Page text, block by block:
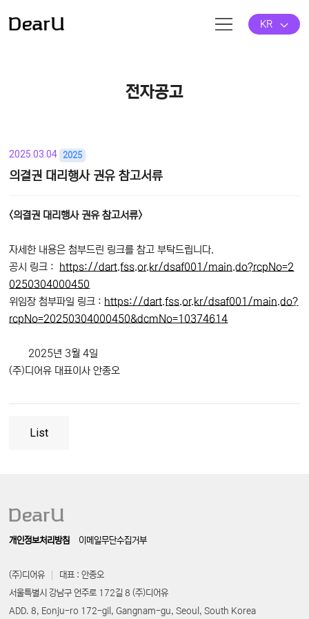
KR
전자공고
2025.03.04 2025
의결권 대리행사 권유 참고서류
본문
<의결권 대리행사 권유 참고서류>
자세한 내용은 첨부드린 링크를 참고 부탁드립니다.
공시 링크 : https://dart.fss.or.kr/dsaf001/main.do?rcpNo=2
0250304000450
위임장 첨부파일 링크 : https://dart.fss.or.kr/dsaf001/main.do?
rcpNo=20250304000450&dcmNo=10374614
2025년 3월 4일
(주)디어유 대표이사 안종오
List
개인정보처리방침 이메일무단수집거부
(주)디어유
대표 : 안종오
서울특별시 강남구 언주로 172길 8 (주)디어유
ADD. 8, Eonju-ro 172-gil, Gangnam-gu, Seoul, South Korea